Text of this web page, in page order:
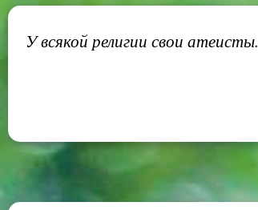
У всякой религии свои атеисты.